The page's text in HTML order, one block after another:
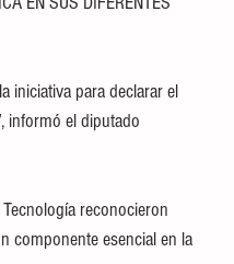
iniciativa para declarar el
informó el diputado
reconocieron
componente esencial en la